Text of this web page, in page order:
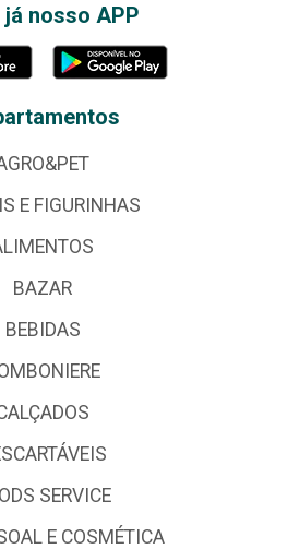
já nosso APP
E FIGURINHAS
BAZAR
BEBIDAS
SERVICE
E COSMÉTICA